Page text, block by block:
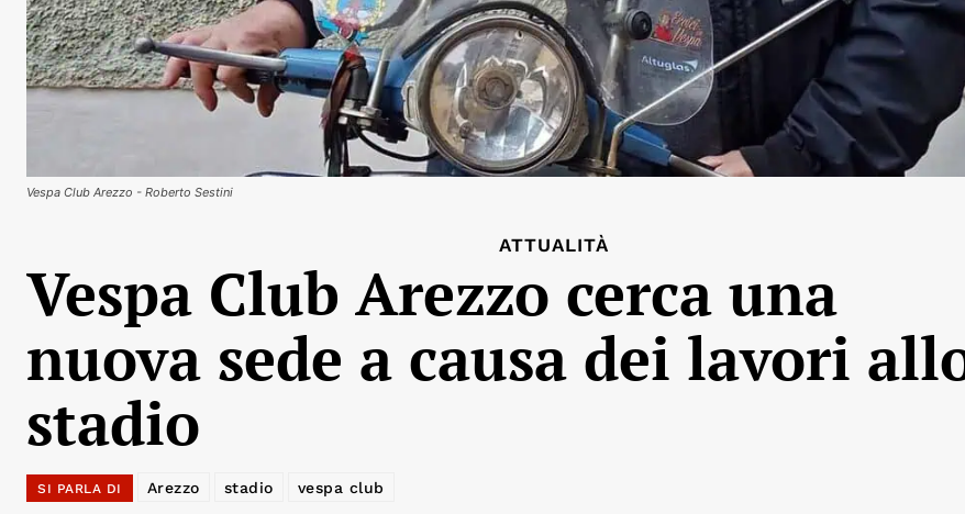
Vespa Club Arezzo - Roberto Sestini
ATTUALITÀ
Vespa Club Arezzo cerca una
nuova sede a causa dei lavori
stadio
SI PARLA DI Arezzo stadio vespa club